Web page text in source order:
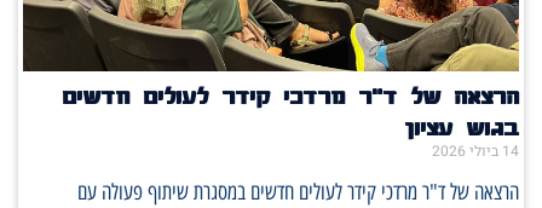
הרצאה של ד"ר מרדכי קידר לעולים חדשים
בגוש עציון
14 ביולי 2026
הרצאה של ד"ר מרדכי קידר לעולים חדשים במסגרת שיתוף פעולה עם